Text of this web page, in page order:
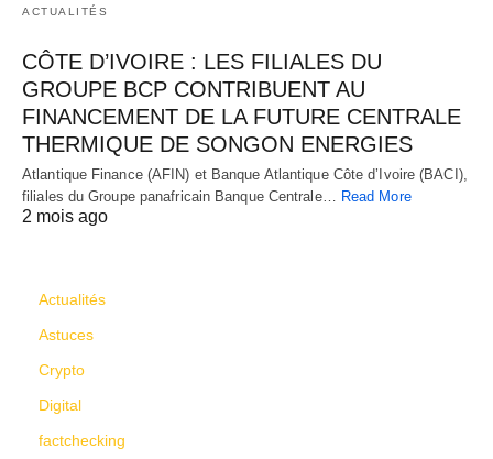
ACTUALITÉS
CÔTE D’IVOIRE : LES FILIALES DU
GROUPE BCP CONTRIBUENT AU
FINANCEMENT DE LA FUTURE CENTRALE
THERMIQUE DE SONGON ENERGIES
Atlantique Finance (AFIN) et Banque Atlantique Côte d’Ivoire (BACI),
filiales du Groupe panafricain Banque Centrale… Read More
2 mois ago
Actualités
Astuces
Crypto
Digital
factchecking